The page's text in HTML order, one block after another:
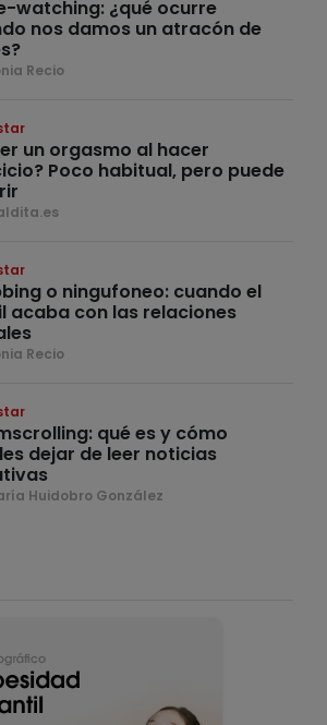
watching: ¿qué ocurre
nos damos un atracón de
Recio
un orgasmo al hacer
Poco habitual, pero puede
o ningufoneo: cuando el
acaba con las relaciones
Recio
qué es y cómo
dejar de leer noticias
Huidobro González